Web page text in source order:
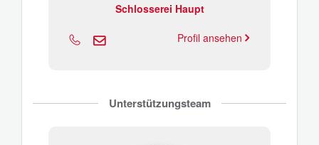
Schlosserei Haupt
Profil ansehen
Unterstützungsteam